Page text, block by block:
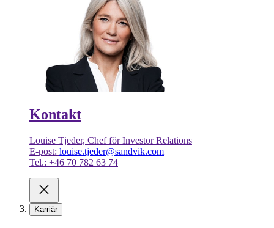
Kontakt
Louise Tjeder, Chef för Investor Relations
E-post: louise.tjeder@sandvik.com
Tel.: +46 70 782 63 74
Karriär